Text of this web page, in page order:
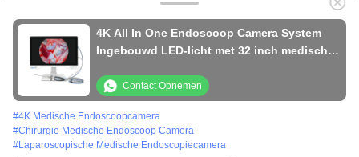
4K All In One Endoscoop Camera System
Ingebouwd LED-licht met 32 inch medisch
Contact Opnemen
#4K Medische Endoscoopcamera
#Chirurgie Medische Endoscoop Camera
#Laparoscopische Medische Endoscopiecamera